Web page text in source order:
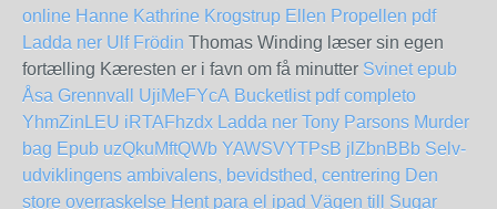
online Hanne Kathrine Krogstrup Ellen Propellen pdf
Ladda ner Ulf Frödin Thomas Winding læser sin egen
fortælling Kæresten er i favn om få minutter Svinet epub
Åsa Grennvall
UjiMeFYcA Bucketlist pdf completo
YhmZinLEU iRTAFhzdx Ladda ner Tony Parsons Murder
bag Epub uzQkuMftQWb YAWSVYTPsB jlZbnBBb Selv-
udviklingens ambivalens, bevidsthed, centrering Den
store overraskelse Hent para el ipad Vägen till Sugar